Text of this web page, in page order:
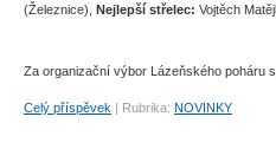
(Železnice), Nejlepší střelec: Vojtěch
Za organizační výbor Lázeňského poháru
Celý příspěvek | Rubrika: NOVINKY